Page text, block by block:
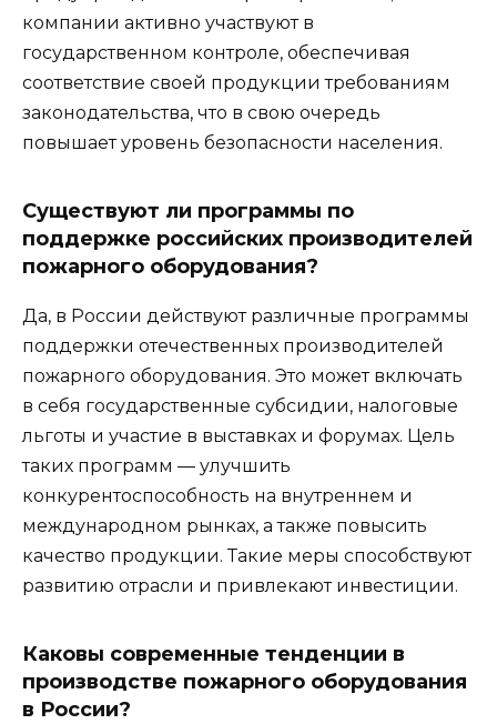
компании активно участвуют в
государственном контроле, обеспечивая
соответствие своей продукции требованиям
законодательства, что в свою очередь
повышает уровень безопасности населения.
Существуют ли программы по
поддержке российских производителей
пожарного оборудования?
Да, в России действуют различные программы
поддержки отечественных производителей
пожарного оборудования. Это может включать
в себя государственные субсидии, налоговые
льготы и участие в выставках и форумах. Цель
таких программ — улучшить
конкурентоспособность на внутреннем и
международном рынках, а также повысить
качество продукции. Такие меры способствуют
развитию отрасли и привлекают инвестиции.
Каковы современные тенденции в
производстве пожарного оборудования
в России?